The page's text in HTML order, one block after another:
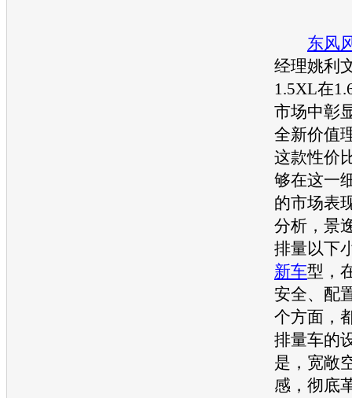
东风
经理姚利
1.5XL在
市场中彰
全新价值
这款性价
够在这一
的市场表
分析， 景
排量以下
新车型，
安全、配
个方面，
排量车的
是，宽敞
感，彻底